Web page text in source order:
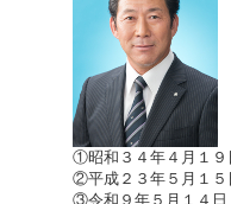
①昭和３４年４月１９
②平成２３年５月１５
③令和９年５月１４日